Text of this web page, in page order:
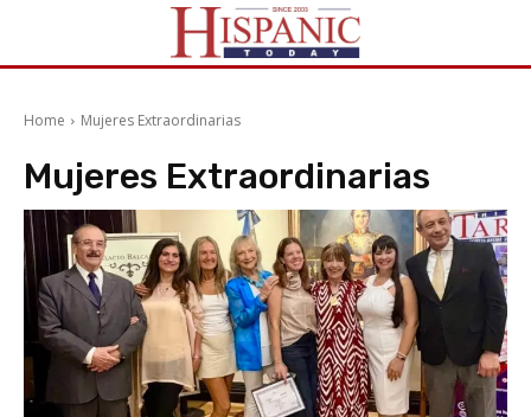
Home Mujeres Extraordinarias
Mujeres Extraordinarias